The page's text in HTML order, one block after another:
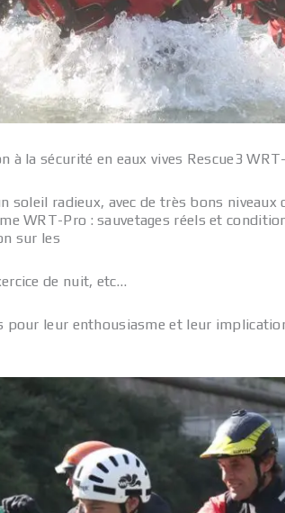
à la sécurité en eaux vives Rescue3
soleil radieux, avec de très bons niveaux
WRT-Pro : sauvetages réels et
sur les
de nuit, etc…
pour leur enthousiasme et leur